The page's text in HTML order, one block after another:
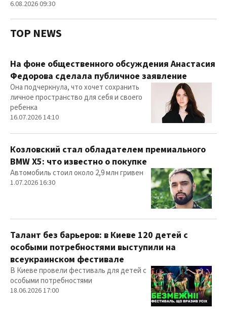
6.08.2026 09:30
TOP NEWS
На фоне общественного обсуждения Анастасия
Федорова сделала публичное заявление
Она подчеркнула, что хочет сохранить
личное пространство для себя и своего
ребенка
16.07.2026 14:10
Козловский стал обладателем премиального
BMW X5: что известно о покупке
Автомобиль стоил около 2,9 млн гривен
1.07.2026 16:30
Талант без барьеров: в Киеве 120 детей с
особыми потребностями выступили на
всеукраинском фестивале
В Киеве провели фестиваль для детей с
особыми потребностями
18.06.2026 17:00